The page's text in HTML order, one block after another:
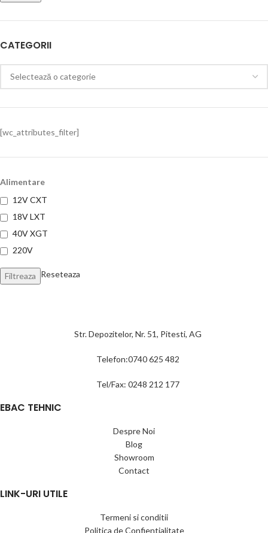
CATEGORII
[wc_attributes_filter]
Alimentare
12V CXT
18V LXT
40V XGT
220V
Filtreaza Reseteaza
Str. Depozitelor, Nr. 51, Pitesti, AG
Telefon:0740 625 482
Tel/Fax: 0248 212 177
EBAC TEHNIC
Despre Noi
Blog
Showroom
Contact
LINK-URI UTILE
Termeni si conditii
Politica de Confientialitate